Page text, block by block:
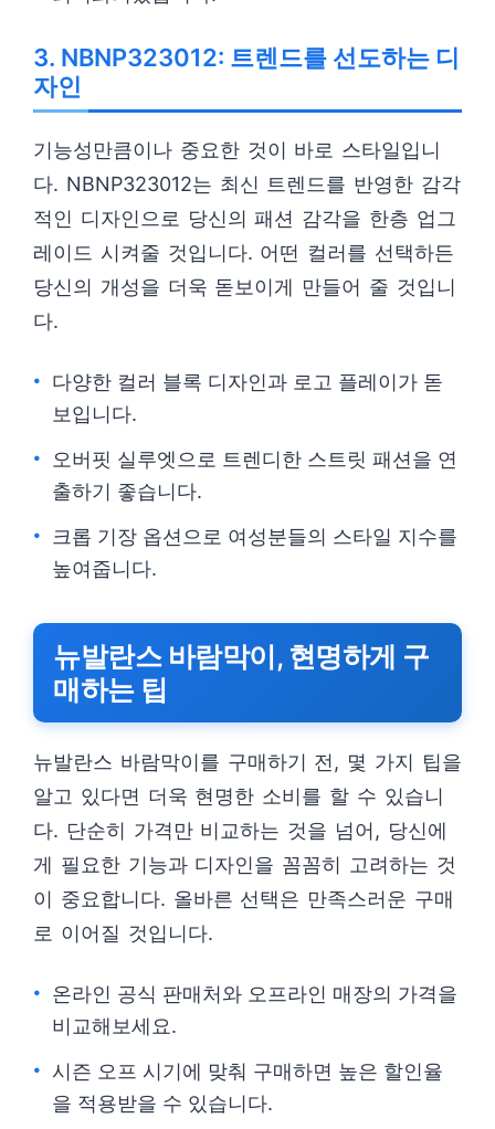
3. NBNP323012: 트렌드를 선도하는 디
자인
기능성만큼이나 중요한 것이 바로 스타일입니
다. NBNP323012는 최신 트렌드를 반영한 감각
적인 디자인으로 당신의 패션 감각을 한층 업그
레이드 시켜줄 것입니다. 어떤 컬러를 선택하든
당신의 개성을 더욱 돋보이게 만들어 줄 것입니
다.
다양한 컬러 블록 디자인과 로고 플레이가 돋
보입니다.
오버핏 실루엣으로 트렌디한 스트릿 패션을 연
출하기 좋습니다.
크롭 기장 옵션으로 여성분들의 스타일 지수를
높여줍니다.
뉴발란스 바람막이, 현명하게 구
매하는 팁
뉴발란스 바람막이를 구매하기 전, 몇 가지 팁을
알고 있다면 더욱 현명한 소비를 할 수 있습니
다. 단순히 가격만 비교하는 것을 넘어, 당신에
게 필요한 기능과 디자인을 꼼꼼히 고려하는 것
이 중요합니다. 올바른 선택은 만족스러운 구매
로 이어질 것입니다.
온라인 공식 판매처와 오프라인 매장의 가격을
비교해보세요.
시즌 오프 시기에 맞춰 구매하면 높은 할인율
을 적용받을 수 있습니다.